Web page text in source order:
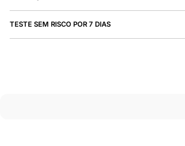
TESTE SEM RISCO POR 7 DIAS